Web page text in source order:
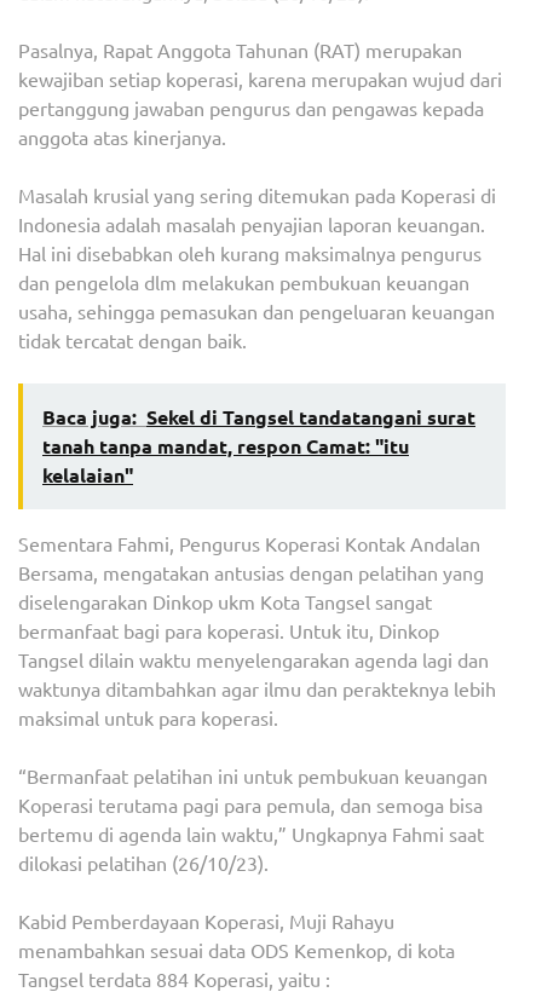
Pasalnya, Rapat Anggota Tahunan (RAT) merupakan
kewajiban setiap koperasi, karena merupakan wujud dari
pertanggung jawaban pengurus dan pengawas kepada
anggota atas kinerjanya.
Masalah krusial yang sering ditemukan pada Koperasi di
Indonesia adalah masalah penyajian laporan keuangan.
Hal ini disebabkan oleh kurang maksimalnya pengurus
dan pengelola dlm melakukan pembukuan keuangan
usaha, sehingga pemasukan dan pengeluaran keuangan
tidak tercatat dengan baik.
Baca juga: Sekel di Tangsel tandatangani surat
tanah tanpa mandat, respon Camat: "itu
kelalaian"
Sementara Fahmi, Pengurus Koperasi Kontak Andalan
Bersama, mengatakan antusias dengan pelatihan yang
diselengarakan Dinkop ukm Kota Tangsel sangat
bermanfaat bagi para koperasi. Untuk itu, Dinkop
Tangsel dilain waktu menyelengarakan agenda lagi dan
waktunya ditambahkan agar ilmu dan perakteknya lebih
maksimal untuk para koperasi.
“Bermanfaat pelatihan ini untuk pembukuan keuangan
Koperasi terutama pagi para pemula, dan semoga bisa
bertemu di agenda lain waktu,” Ungkapnya Fahmi saat
dilokasi pelatihan (26/10/23).
Kabid Pemberdayaan Koperasi, Muji Rahayu
menambahkan sesuai data ODS Kemenkop, di kota
Tangsel terdata 884 Koperasi, yaitu :